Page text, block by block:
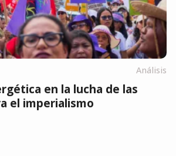
Análisis
en la lucha de las
el imperialismo